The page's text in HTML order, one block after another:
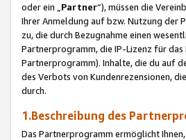
oder ein „Partner“), müssen die
Ihrer Anmeldung auf bzw. Nutzung der
zu, die durch Bezugnahme einen
Partnerprogramm, die IP-Lizenz für
Partnerprogramm). Inhalte, die du auf
des Verbots von Kundenrezensionen,
durch.
1.Beschreibung des
Das Partnerprogramm ermöglicht